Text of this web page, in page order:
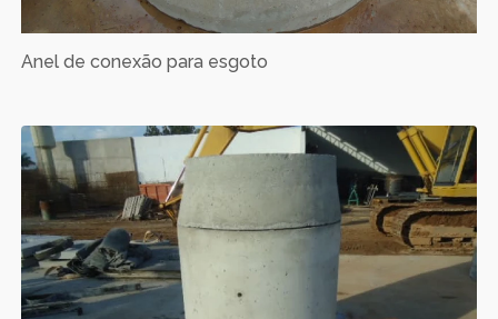
Anel de conexão para esgoto